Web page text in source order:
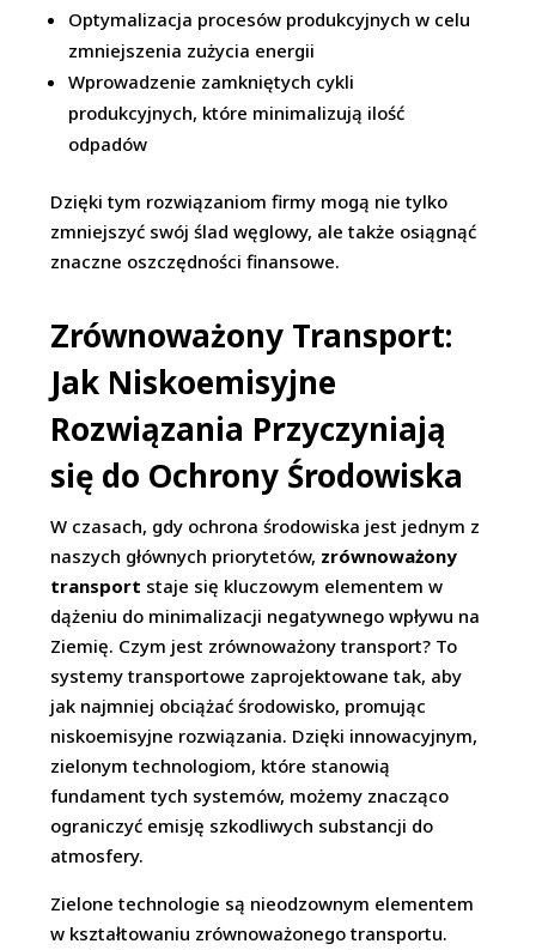
Optymalizacja procesów produkcyjnych w celu
zmniejszenia zużycia energii
Wprowadzenie zamkniętych cykli
produkcyjnych, które minimalizują ilość
odpadów
Dzięki tym rozwiązaniom firmy mogą nie tylko
zmniejszyć swój ślad węglowy, ale także osiągnąć
znaczne oszczędności finansowe.
Zrównoważony Transport:
Jak Niskoemisyjne
Rozwiązania Przyczyniają
się do Ochrony Środowiska
W czasach, gdy ochrona środowiska jest jednym z
naszych głównych priorytetów, zrównoważony
transport staje się kluczowym elementem w
dążeniu do minimalizacji negatywnego wpływu na
Ziemię. Czym jest zrównoważony transport? To
systemy transportowe zaprojektowane tak, aby
jak najmniej obciążać środowisko, promując
niskoemisyjne rozwiązania. Dzięki innowacyjnym,
zielonym technologiom, które stanowią
fundament tych systemów, możemy znacząco
ograniczyć emisję szkodliwych substancji do
atmosfery.
Zielone technologie są nieodzownym elementem
w kształtowaniu zrównoważonego transportu.